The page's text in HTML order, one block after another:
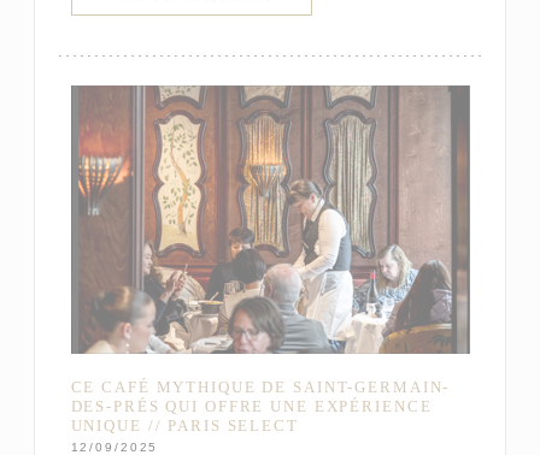
CE CAFÉ MYTHIQUE DE SAINT-GERMAIN-
DES-PRÉS QUI OFFRE UNE EXPÉRIENCE
UNIQUE // PARIS SELECT
12/09/2025